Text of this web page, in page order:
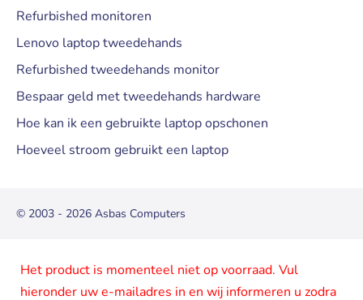
Refurbished monitoren
Lenovo laptop tweedehands
Refurbished tweedehands monitor
Bespaar geld met tweedehands hardware
Hoe kan ik een gebruikte laptop opschonen
Hoeveel stroom gebruikt een laptop
© 2003 - 2026 Asbas Computers
Het product is momenteel niet op voorraad. Vul
hieronder uw e-mailadres in en wij informeren u zodra